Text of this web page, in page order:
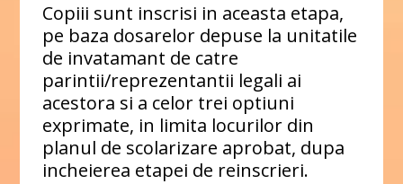
Copiii sunt inscrisi in aceasta etapa,
pe baza dosarelor depuse la unitatile
de invatamant de catre
parintii/reprezentantii legali ai
acestora si a celor trei optiuni
exprimate, in limita locurilor din
planul de scolarizare aprobat, dupa
incheierea etapei de reinscrieri.